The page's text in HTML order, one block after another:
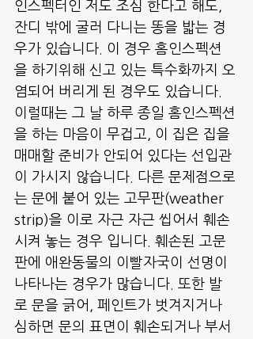
인스펙터인 저도 조심 한다고 해도,
잔디 밖에 굴러 다니는 똥을 밟는 경
우가 있습니다. 이 경우 홈인스펙션
을 하기위해 신고 있는 특수화까지 오
염되어 버리게 된 경우도 있습니다.
이럴때는 그 날 하루 종일 홈인스펙션
을 하는 마음이 무겁고, 이 집은 집을
매매할 준비가 안되어 있다는 선입관
이 가시지 않습니다. 다른 문제점으로
는 문에 붙어 있는 고무판(weather
strip)을 이로 자근 자근 씹어서 훼손
시켜 놓는 경우 입니다. 훼손된 고문
판에 애완동물의 이빨자국이 선명이
나타나는 경우가 많습니다. 또한 발
로 문을 긁어, 페인트가 벗겨지거나
심하면 문의 표면이 훼손되거나 부서